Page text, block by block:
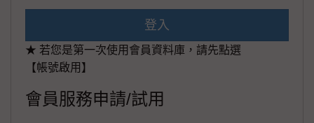
登入
★ 若您是第一次使用會員資料庫，請先點選
【帳號啟用】
會員服務申請/試用